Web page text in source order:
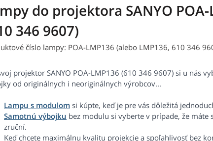
do projektora SANYO POA-
346 9607)
číslo lampy: POA-LMP136 (alebo LMP136, 610 346
projektor SANYO POA-LMP136 (610 346 9607) si u nás
od originálnych i neoriginálnych výrobcov...
Lampu s modulom si kúpte, keď je pre vás dôležitá
Samotnú výbojku bez modulu si vyberte v prípade, že máte
zruční.
Keď chcete maximálnu kvalitu projekcie a spoľahlivosť bez